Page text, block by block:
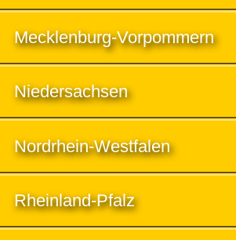
Mecklenburg-Vorpommern
Niedersachsen
Nordrhein-Westfalen
Rheinland-Pfalz